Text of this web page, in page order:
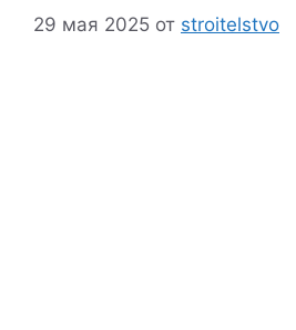
29 мая 2025 от stroitelstvo